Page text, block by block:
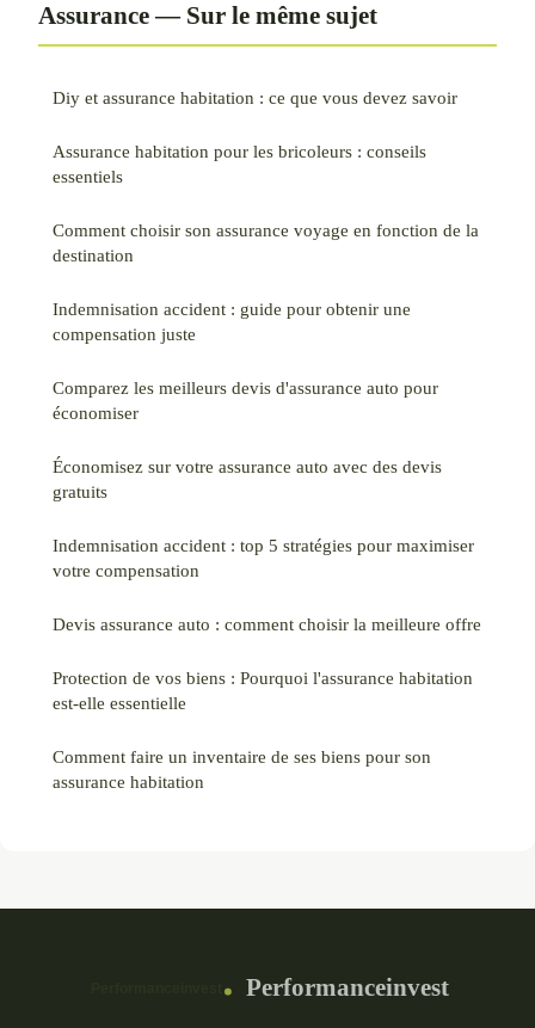
Assurance — Sur le même sujet
Diy et assurance habitation : ce que vous devez savoir
Assurance habitation pour les bricoleurs : conseils
essentiels
Comment choisir son assurance voyage en fonction de la
destination
Indemnisation accident : guide pour obtenir une
compensation juste
Comparez les meilleurs devis d'assurance auto pour
économiser
Économisez sur votre assurance auto avec des devis
gratuits
Indemnisation accident : top 5 stratégies pour maximiser
votre compensation
Devis assurance auto : comment choisir la meilleure offre
Protection de vos biens : Pourquoi l'assurance habitation
est-elle essentielle
Comment faire un inventaire de ses biens pour son
assurance habitation
Performanceinvest